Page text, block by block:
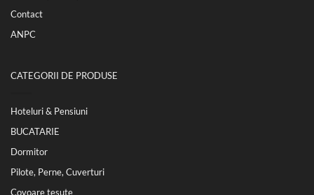
Contact
ANPC
CATEGORII DE PRODUSE
Hoteluri & Pensiuni
BUCATARIE
Dormitor
Pilote, Perne, Cuverturi
Covoare tesute